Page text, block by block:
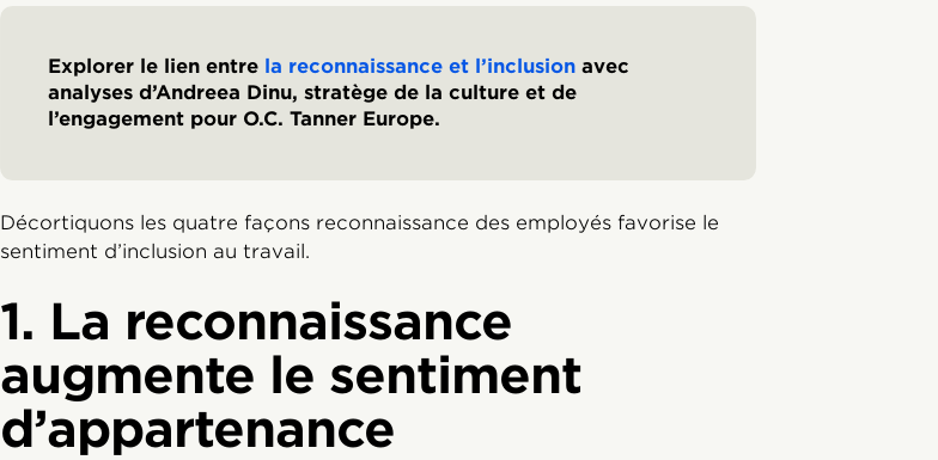
Explorer le lien entre la reconnaissance et l’inclusion avec
analyses d’Andreea Dinu, stratège de la culture et de
l’engagement pour O.C. Tanner Europe.
Décortiquons les quatre façons reconnaissance des employés favorise le
sentiment d’inclusion au travail.
1. La reconnaissance
augmente le sentiment
d’appartenance